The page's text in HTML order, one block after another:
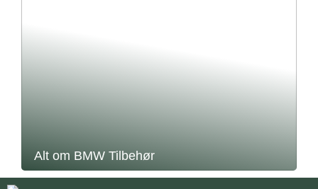
Alt om BMW Tilbehør